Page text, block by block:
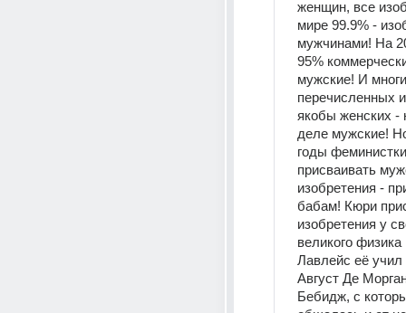
женщин, все
мире 99.9% -
мужчинами! На
95%
мужские! И
перечисленных
якобы женских -
деле мужские!
годы
присваивать
изобретения -
бабам! Кюри
изобретения у
великого
Лавлейс её учил
Август Де
Бебидж, с